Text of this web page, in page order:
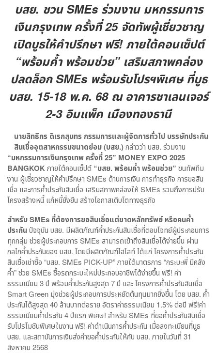
บสย. ชวน SMEs ร่วมงาน มหกรรมการ
เงินกรุงเทพ ครั้งที่ 25 จัดทัพผู้เชี่ยวชาญ
เปิดบูธให้คำปรึกษา ฟรี! ภายใต้คอนเซ็ปต์
“พร้อมค้ำ พร้อมช่วย” เสริมสภาพคล่อง
ปลดล็อก SMEs พร้อมรับโปรฯพิเศษ ที่บูธ
บสย. 15-18 พ.ค. 68 ณ อาคารชาเลนเจอร์
2-3 อิมแพ็ค เมืองทองธานี
นายสิทธิกร ดิเรกสุนทร กรรมการและผู้จัดการทั่วไป บรรษัทประกัน
สินเชื่ออุตสาหกรรมขนาดย่อม (บสย.)กล่าวว่า บสย. ร่วมงาน
“มหกรรมการเงินกรุงเทพ ครั้งที่25” MONEY EXPO 2025
BANGKOKภายใต้คอนเซ็ปต์ “บสย. พร้อมค้ำ พร้อมช่วย” ขนทัพทีม
งาน ผู้เชี่ยวชาญให้คำปรึกษา SMEs ด้านการเงิน การทำธุรกิจ การขอสิน
เชื่อ และการค้ำประกันสินเชื่อ เสริมสภาพคล่องให้ SMEs รวมถึงการปรับ
โครงสร้างหนี้ แก้หนี้ยั่งยืน สร้างโอกาสเติบโตทางธุรกิจ
สำหรับSMEs ที่ต้องการขอสินเชื่อแต่ขาดหลักทรัพย์ หรือคนค้ำ
ประกันปัจจุบัน บสย. มีผลิตภัณฑ์ค้ำประกันสินเชื่อที่ตอบโจทย์ผู้ประกอบการ
ทุกกลุ่ม ช่วยผู้ประกอบการ SMEs สามารถเข้าถึงสินเชื่อได้ง่ายขึ้น ผ่าน
กลไกค้ำประกันของ บสย. โดยมีผลิตภัณฑ์ไฮไลท์ ได้แก่ โครงการค้ำประกัน
สินเชื่อเช่าซื้อ “บสย. SMEs PICK-UP” ภายใต้มาตรการ “กระบะพี่ มีคลัง
ค้ำ” ช่วย SMEs ชื้อรถกระบะใหม่ประกอบอาชีพได้ง่ายขึ้น ฟรี! ค่า
ธรรมเนียม 3 ปี พร้อมค้ำประกันสูงสุด 7 ปี และ โครงการค้ำประกันสินเชื่อ
Smart Green มุ่งช่วยผู้ประกอบการประหยัดต้นทุนมากยิ่งขึ้น โดย บสย. ค้ำ
ประกันได้สูงสุด 40 ล้านบาทต่อราย อัตราค่าธรรมเนียม 1.5% ต่อปี ฟรี!ค่า
ธรรมเนียมค้ำประกัน 4 ปีแรก พิเศษ! สำหรับ SMEs ที่ขอค้ำประกันสินเชื่อ
รับโปรโมชันพิเศษในงาน ฟรี! ค่าดำเนินการค้ำประกัน เมื่อลงทะเบียนที่บูธ
บสย. และสถาบันการเงินส่งคำขอค้ำประกันให้กับ บสย. ภายในวันที่ 31
สิงหาคม 2568